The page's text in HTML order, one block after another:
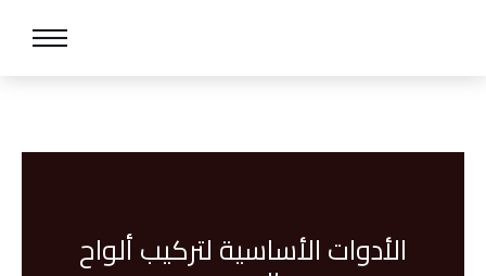
الأدوات الأساسية لتركيب ألواح